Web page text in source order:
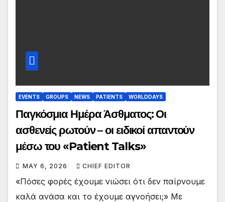
EVENTS GROUPS NEWS PATIENTS WORLDDAYS
Παγκόσμια Ημέρα Άσθματος: Οι
ασθενείς ρωτούν – οι ειδικοί απαντούν
μέσω του «Patient Talks»
MAY 6, 2026 CHIEF EDITOR
«Πόσες φορές έχουμε νιώσει ότι δεν παίρνουμε
καλά ανάσα και το έχουμε αγνοήσει;» Με